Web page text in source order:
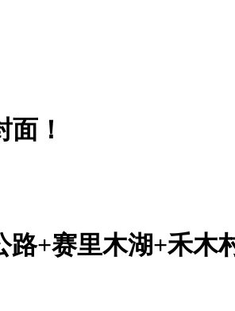
！
路+赛里木湖+禾木